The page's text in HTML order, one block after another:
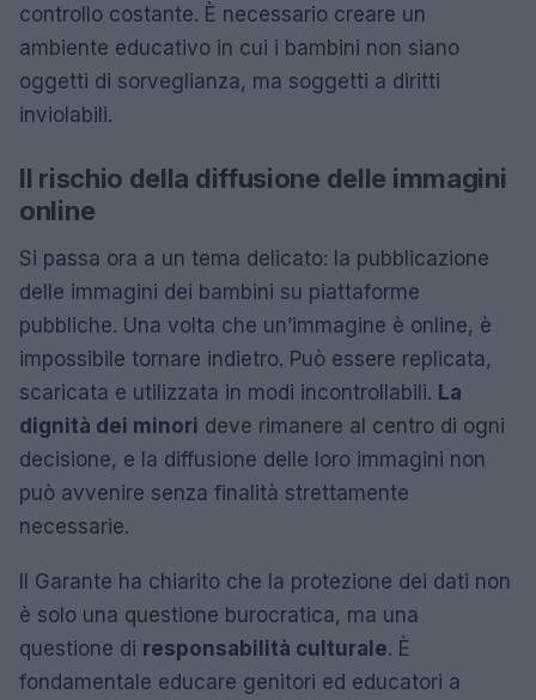
controllo costante. È necessario creare un
ambiente educativo in cui i bambini non siano
oggetti di sorveglianza, ma soggetti a diritti
inviolabili.
Il rischio della diffusione delle immagini
online
Si passa ora a un tema delicato: la pubblicazione
delle immagini dei bambini su piattaforme
pubbliche. Una volta che un’immagine è online, è
impossibile tornare indietro. Può essere replicata,
scaricata e utilizzata in modi incontrollabili. La
dignità dei minori deve rimanere al centro di ogni
decisione, e la diffusione delle loro immagini non
può avvenire senza finalità strettamente
necessarie.
Il Garante ha chiarito che la protezione dei dati non
è solo una questione burocratica, ma una
questione di responsabilità culturale. È
fondamentale educare genitori ed educatori a